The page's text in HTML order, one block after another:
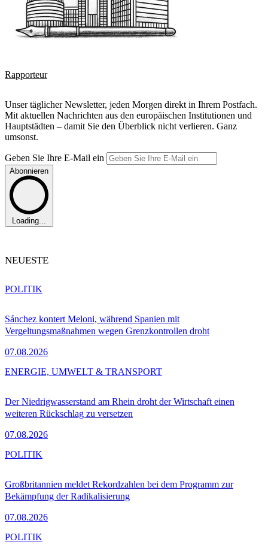
Rapporteur
Unser täglicher Newsletter, jeden Morgen direkt in Ihrem Postfach.
Mit aktuellen Nachrichten aus den europäischen Institutionen und
Hauptstädten – damit Sie den Überblick nicht verlieren. Ganz
umsonst.
Geben Sie Ihre E-Mail ein
Abonnieren
Loading...
NEUESTE
Sánchez kontert Meloni, während Spanien mit
Vergeltungsmaßnahmen wegen Grenzkontrollen droht
07.08.2026
POLITIK
Der Niedrigwasserstand am Rhein droht der Wirtschaft einen
weiteren Rückschlag zu versetzen
07.08.2026
ENERGIE, UMWELT & TRANSPORT
Großbritannien meldet Rekordzahlen bei dem Programm zur
Bekämpfung der Radikalisierung
07.08.2026
POLITIK
POLITIK